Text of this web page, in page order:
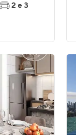
2 e 3